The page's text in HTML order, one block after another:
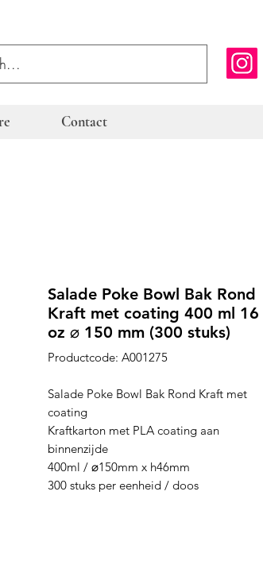
Contact
Salade Poke Bowl Bak Rond
Kraft met coating 400 ml 16
oz ⌀ 150 mm (300 stuks)
Productcode: A001275
Salade Poke Bowl Bak Rond Kraft met
coating
Kraftkarton met PLA coating aan
binnenzijde
400ml / ⌀150mm x h46mm
300 stuks per eenheid / doos